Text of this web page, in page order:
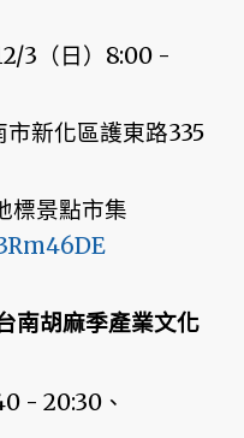
3（日）8:00 -
新化區護東路335
標景點市集
南胡麻季產業文化
- 20:30、